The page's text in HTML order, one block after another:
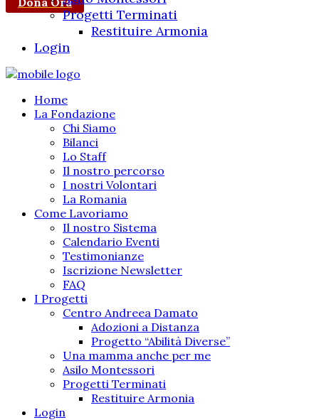
Progetti Terminati
Restituire Armonia
Login
Home
La Fondazione
Chi Siamo
Bilanci
Lo Staff
Il nostro percorso
I nostri Volontari
La Romania
Come Lavoriamo
Il nostro Sistema
Calendario Eventi
Testimonianze
Iscrizione Newsletter
FAQ
I Progetti
Centro Andreea Damato
Adozioni a Distanza
Progetto “Abilità Diverse”
Una mamma anche per me
Asilo Montessori
Progetti Terminati
Restituire Armonia
Login